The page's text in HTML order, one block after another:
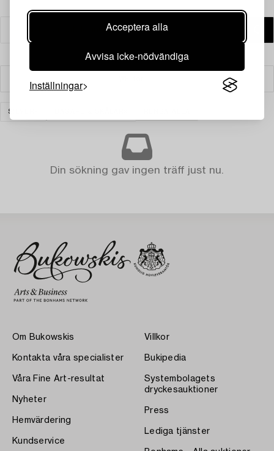
Acceptera alla
Avvisa icke-nödvändiga
Inställningar
SILVER
Din sökning gav ingen träff just nu.
Om Bukowskis
Kontakta våra specialister
Våra Fine Art-resultat
Nyheter
Hemvärdering
Kundservice
Villkor
Bukipedia
Systembolagets
dryckesauktioner
Press
Lediga tjänster